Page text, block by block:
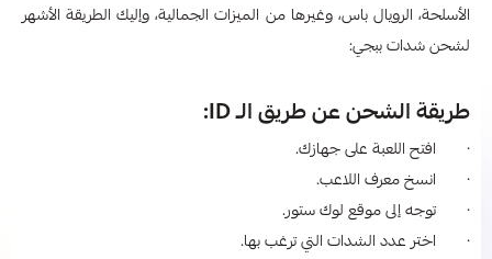
الأسلحة، الرويال باس، وغيرها من الميزات الجمالية، وإليك الطريقة الأشهر
لشحن شدات ببجي:
طريقة الشحن عن طريق الـ ID:
· افتح اللعبة على جهازك.
· انسخ معرف اللاعب.
· توجه إلى موقع لوك ستور.
· اختر عدد الشدات التي ترغب بها.